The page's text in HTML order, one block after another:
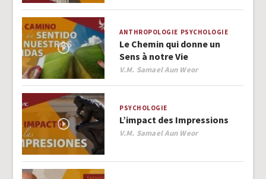
ANTHROPOLOGIE PSYCHOLOGIE
Le Chemin qui donne un
Sens à notre Vie
Author
V.M. Samael Aun Weor
PSYCHOLOGIE
L’impact des Impressions
Author
V.M. Samael Aun Weor